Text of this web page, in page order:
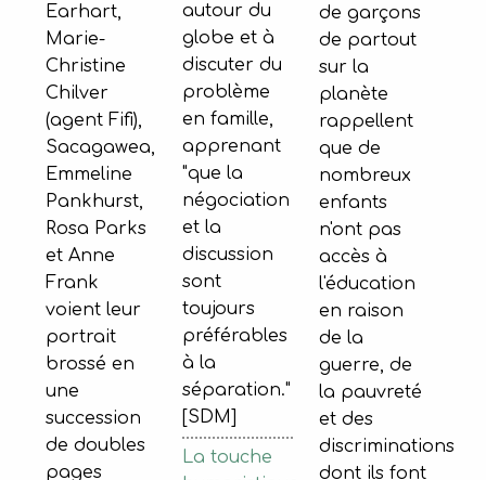
Earhart,
Marie-
Christine
Chilver
(agent Fifi),
Sacagawea,
Emmeline
Pankhurst,
Rosa Parks
et Anne
Frank
voient leur
portrait
brossé en
une
succession
de doubles
pages
autour du
globe et à
discuter du
problème
en famille,
apprenant
"que la
négociation
et la
discussion
sont
toujours
préférables
à la
séparation."
[SDM]
La touche
de garçons
de partout
sur la
planète
rappellent
que de
nombreux
enfants
n'ont pas
accès à
l'éducation
en raison
de la
guerre, de
la pauvreté
et des
discriminations
dont ils font